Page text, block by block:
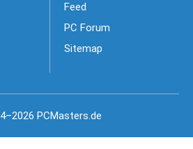
Feed
PC Forum
Sitemap
PCMasters.de